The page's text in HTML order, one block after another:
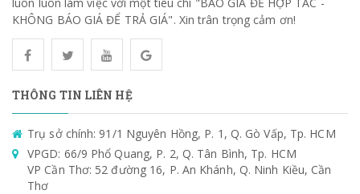
KHÔNG BÁO GIÁ ĐỂ TRẢ GIÁ". Xin trân trọng cảm ơn!
THÔNG TIN LIÊN HỆ
Trụ sở chính: 91/1 Nguyên Hồng, P. 1, Q. Gò Vấp, Tp. HCM
VPGD: 66/9 Phổ Quang, P. 2, Q. Tân Bình, Tp. HCM
VP Cần Thơ: 52 đường 16, P. An Khánh, Q. Ninh Kiều, Cần
Thơ